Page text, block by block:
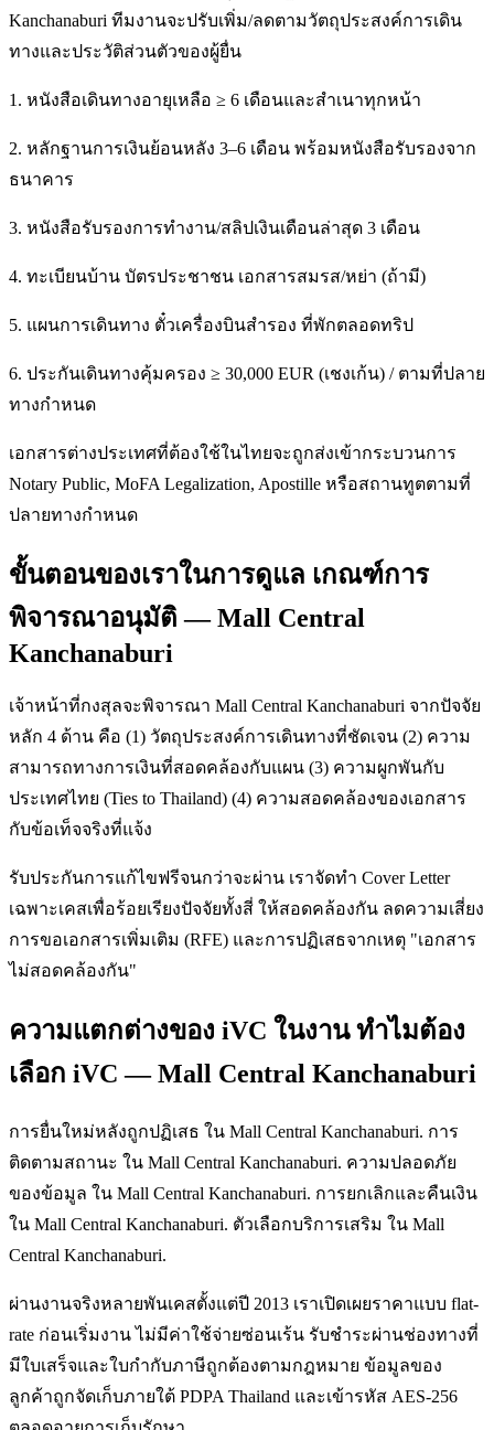
Kanchanaburi ทีมงานจะปรับเพิ่ม/ลดตามวัตถุประสงค์การเดิน
ทางและประวัติส่วนตัวของผู้ยื่น
1. หนังสือเดินทางอายุเหลือ ≥ 6 เดือนและสำเนาทุกหน้า
2. หลักฐานการเงินย้อนหลัง 3–6 เดือน พร้อมหนังสือรับรองจาก
ธนาคาร
3. หนังสือรับรองการทำงาน/สลิปเงินเดือนล่าสุด 3 เดือน
4. ทะเบียนบ้าน บัตรประชาชน เอกสารสมรส/หย่า (ถ้ามี)
5. แผนการเดินทาง ตั๋วเครื่องบินสำรอง ที่พักตลอดทริป
6. ประกันเดินทางคุ้มครอง ≥ 30,000 EUR (เชงเก้น) / ตามที่ปลาย
ทางกำหนด
เอกสารต่างประเทศที่ต้องใช้ในไทยจะถูกส่งเข้ากระบวนการ
Notary Public, MoFA Legalization, Apostille หรือสถานทูตตามที่
ปลายทางกำหนด
ขั้นตอนของเราในการดูแล เกณฑ์การ
พิจารณาอนุมัติ — Mall Central
Kanchanaburi
เจ้าหน้าที่กงสุลจะพิจารณา Mall Central Kanchanaburi จากปัจจัย
หลัก 4 ด้าน คือ (1) วัตถุประสงค์การเดินทางที่ชัดเจน (2) ความ
สามารถทางการเงินที่สอดคล้องกับแผน (3) ความผูกพันกับ
ประเทศไทย (Ties to Thailand) (4) ความสอดคล้องของเอกสาร
กับข้อเท็จจริงที่แจ้ง
รับประกันการแก้ไขฟรีจนกว่าจะผ่าน เราจัดทำ Cover Letter
เฉพาะเคสเพื่อร้อยเรียงปัจจัยทั้งสี่ ให้สอดคล้องกัน ลดความเสี่ยง
การขอเอกสารเพิ่มเติม (RFE) และการปฏิเสธจากเหตุ "เอกสาร
ไม่สอดคล้องกัน"
ความแตกต่างของ iVC ในงาน ทำไมต้อง
เลือก iVC — Mall Central Kanchanaburi
การยื่นใหม่หลังถูกปฏิเสธ ใน Mall Central Kanchanaburi. การ
ติดตามสถานะ ใน Mall Central Kanchanaburi. ความปลอดภัย
ของข้อมูล ใน Mall Central Kanchanaburi. การยกเลิกและคืนเงิน
ใน Mall Central Kanchanaburi. ตัวเลือกบริการเสริม ใน Mall
Central Kanchanaburi.
ผ่านงานจริงหลายพันเคสตั้งแต่ปี 2013 เราเปิดเผยราคาแบบ flat-
rate ก่อนเริ่มงาน ไม่มีค่าใช้จ่ายซ่อนเร้น รับชำระผ่านช่องทางที่
มีใบเสร็จและใบกำกับภาษีถูกต้องตามกฎหมาย ข้อมูลของ
ลูกค้าถูกจัดเก็บภายใต้ PDPA Thailand และเข้ารหัส AES-256